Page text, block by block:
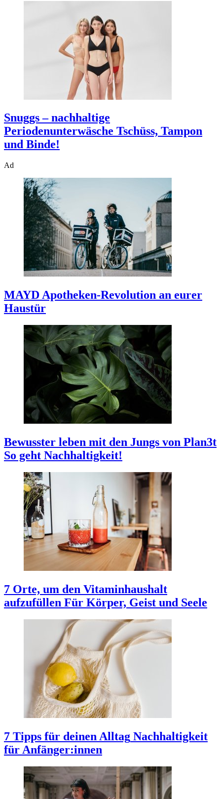
Snuggs – nachhaltige
Periodenunterwäsche Tschüss, Tampon
und Binde!
Ad
MAYDApotheken-Revolution an eurer
Haustür
Bewusster leben mit den Jungs von Plan3t
So geht Nachhaltigkeit!
7 Orte, um den Vitaminhaushalt
aufzufüllen Für Körper, Geist und Seele
7 Tipps für deinen Alltag Nachhaltigkeit
für Anfänger:innen